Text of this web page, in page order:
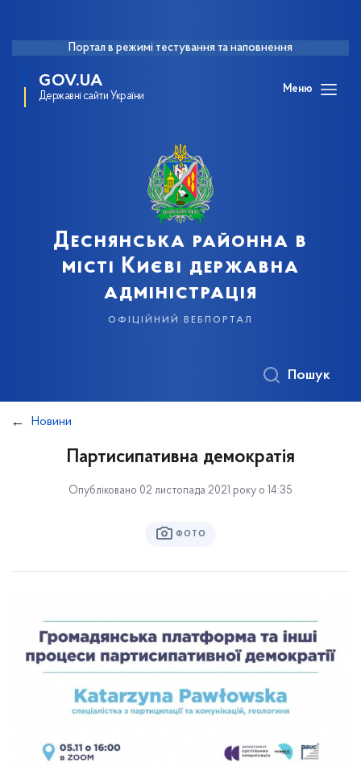
Портал в режимі тестування та наповнення
GOV.UA
Державні сайти України
Меню
Деснянська районна в
місті Києві державна
адміністрація
офіційний вебпортал
Пошук
Новини
Партисипативна демократія
Опубліковано 02 листопада 2021 року о 14:35
ФОТО